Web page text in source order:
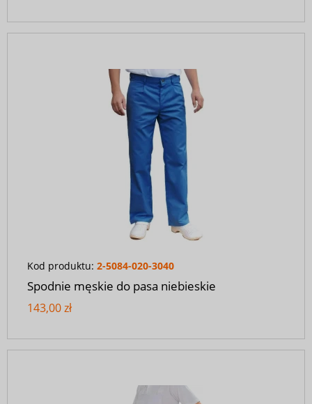
Kod produktu: 2-5084-020-3040
Spodnie męskie do pasa niebieskie
143,00 zł